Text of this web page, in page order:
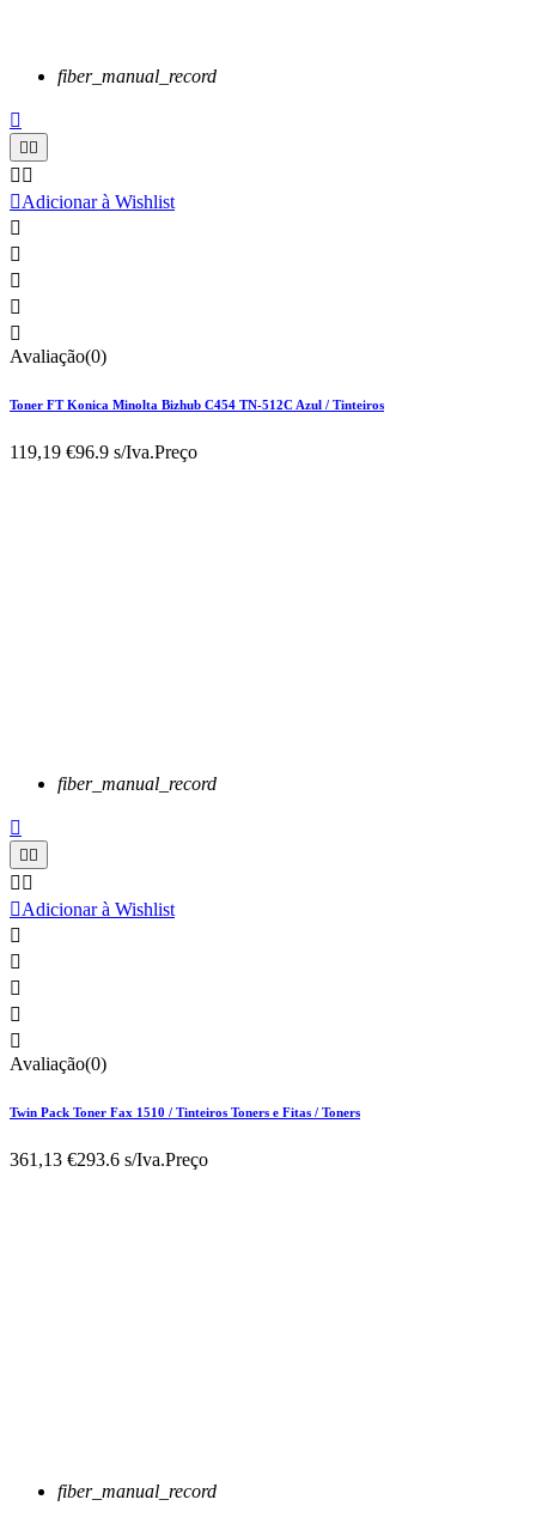
fiber_manual_record

 
 
Adicionar à Wishlist





Avaliação(0)
Toner FT Konica Minolta Bizhub C454 TN-512C Azul / Tinteiros
119,19 €96.9 s/Iva.Preço
fiber_manual_record

 
 
Adicionar à Wishlist





Avaliação(0)
Twin Pack Toner Fax 1510 / Tinteiros Toners e Fitas / Toners
361,13 €293.6 s/Iva.Preço
fiber_manual_record